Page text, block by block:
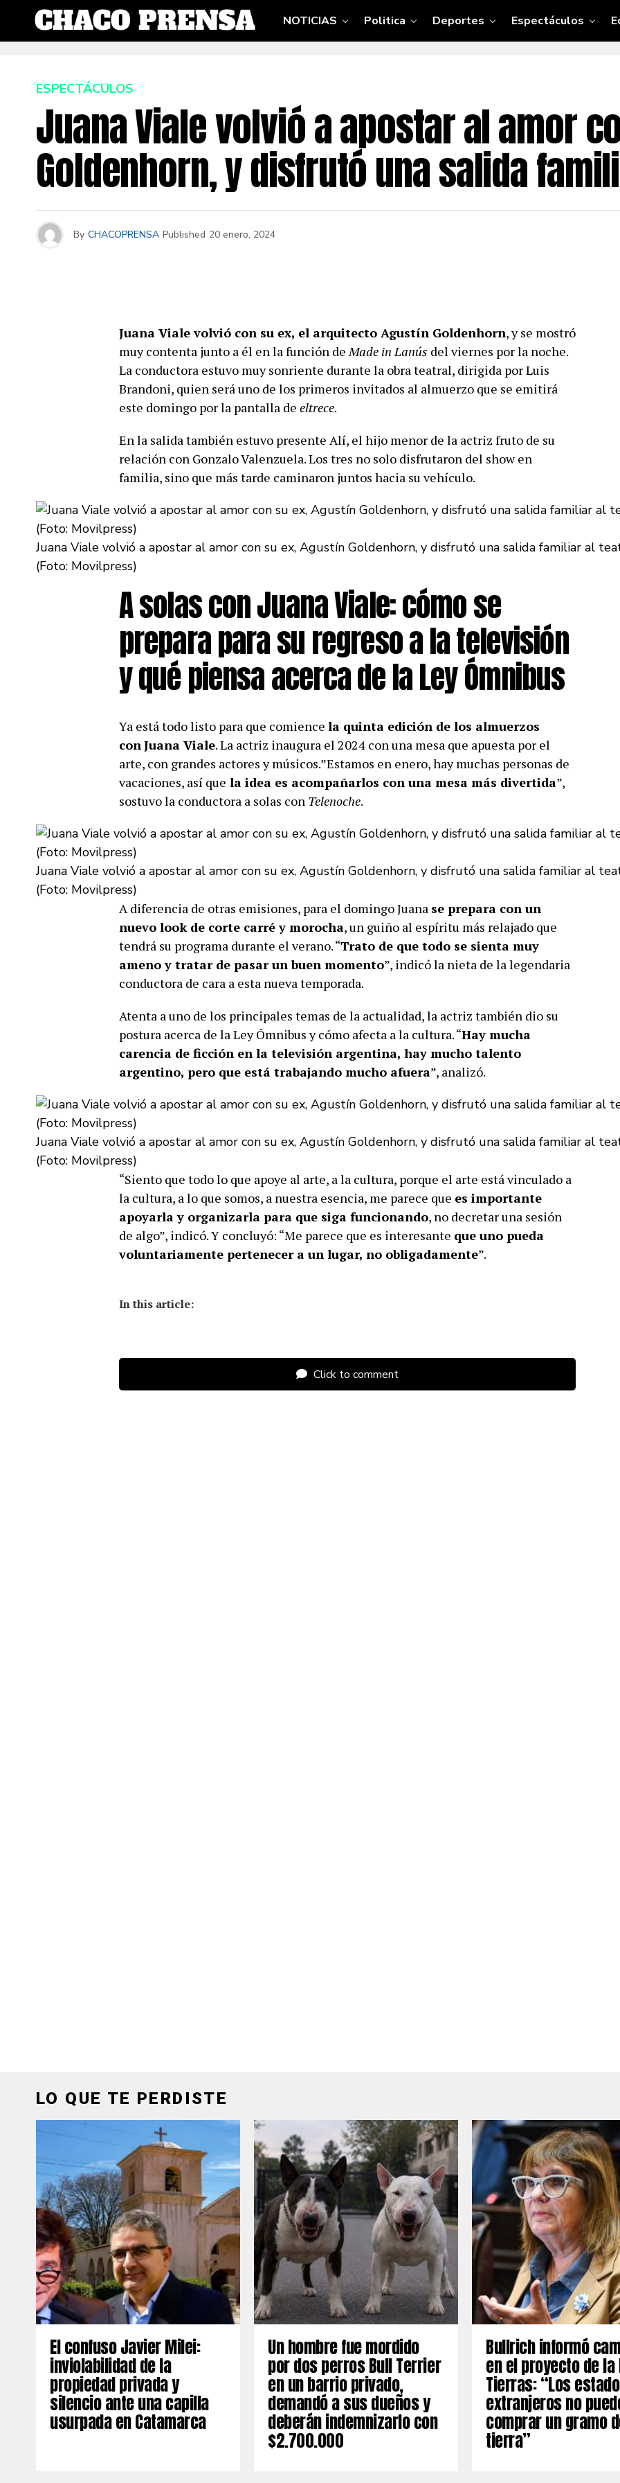
NOTICIAS Politica Deportes Espectáculos
ESPECTÁCULOS
Juana Viale volvió a apostar al amor
Goldenhorn, y disfrutó una salida
By CHACOPRENSA Published 20 enero, 2024
Juana Vialevolvió con su ex, el arquitecto Agustín Goldenhorn, y se mostró
muy contenta junto a él en la función deMade in Lanús del viernes por la noche.
La conductora estuvo muy sonriente durante la obra teatral, dirigida por Luis
Brandoni, quien será uno de los primeros invitados al almuerzo que se emitirá
este domingo por la pantalla de eltrece.
En la salida también estuvo presente Alí, el hijo menor de la actriz fruto de su
relación con Gonzalo Valenzuela. Los tres no solo disfrutaron del show en
familia, sino que más tarde caminaron juntos hacia su vehículo.
Juana Viale volvió a apostar al amor con su ex, Agustín Goldenhorn, y disfrutó una salida familiar al
(Foto: Movilpress)
A solas con Juana Viale: cómo se
prepara para su regreso a la televisión
y qué piensa acerca de la Ley Ómnibus
Ya está todo listo para que comience la quinta edición de los almuerzos
conJuana Viale. La actriz inaugura el 2024 con una mesa que apuesta por el
arte, con grandes actores y músicos.”Estamos en enero, hay muchas personas de
vacaciones, así que la idea es acompañarlos con una mesa más divertida”,
sostuvo la conductora a solas con Telenoche.
Juana Viale volvió a apostar al amor con su ex, Agustín Goldenhorn, y disfrutó una salida familiar al
(Foto: Movilpress)
A diferencia de otras emisiones, para el domingo Juana se prepara con un
nuevo look de corte carré y morocha, un guiño al espíritu más relajado que
tendrá su programa durante el verano. “Trato de que todo se sienta muy
ameno y tratar de pasar un buen momento”, indicó la nieta de la legendaria
conductora de cara a esta nueva temporada.
Atenta a uno de los principales temas de la actualidad, la actriz también dio su
postura acerca de la Ley Ómnibus y cómo afecta a la cultura. “Hay mucha
carencia de ficción en la televisión argentina, hay mucho talento
argentino, pero que está trabajando mucho afuera”, analizó.
Juana Viale volvió a apostar al amor con su ex, Agustín Goldenhorn, y disfrutó una salida familiar al
(Foto: Movilpress)
“Siento que todo lo que apoye al arte, a la cultura, porque el arte está vinculado a
la cultura, a lo que somos, a nuestra esencia, me parece que es importante
apoyarla y organizarla para que siga funcionando, no decretar una sesión
de algo”, indicó. Y concluyó: “Me parece que es interesante que uno pueda
voluntariamente pertenecer a un lugar, no obligadamente”.
In this article:
Click to comment
LO QUE TE PERDISTE
El confuso Javier Milei:
inviolabilidad de la
propiedad privada y
silencio ante una capilla
usurpada en Catamarca
Un hombre fue mordido
por dos perros Bull Terrier
en un barrio privado,
demandó a sus dueños y
deberán indemnizarlo con
$2.700.000
Bullrich informó
en el proyecto de la
Tierras: “Los
extranjeros no
comprar un gramo
tierra”